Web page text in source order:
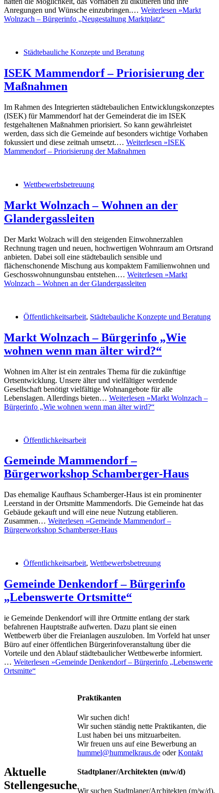
Anregungen und Wünsche einzubringen.… Weiterlesen »Markt
Wolnzach – Bürgerinfo „Neugestaltung Marktplatz“
Städtebauliche Konzepte und Beratung
ISEK Mammendorf – Priorisierung der
Maßnahmen
Im Rahmen des Integrierten städtebaulichen Entwicklungskonzeptes
(ISEK) für Mammendorf hat der Gemeinderat die im ISEK
festgehaltenen Maßnahmen priorisiert. So kann gewährleistet
werden, dass sich die Gemeinde auf besonders wichtige Vorhaben
fokussiert und diese zeitnah umsetzt.… Weiterlesen »ISEK
Mammendorf – Priorisierung der Maßnahmen
Wettbewerbsbetreuung
Markt Wolnzach – Wohnen an der
Glandergassleiten
Der Markt Wolzach will den steigenden Einwohnerzahlen
Rechnung tragen und neuen, hochwertigen Wohnraum am Ortsrand
anbieten. Dabei soll eine städtebaulich sensible und
flächenschonende Mischung aus kompaktem Familienwohnen und
Geschosswohnungunsbau entstehen.… Weiterlesen »Markt
Wolnzach – Wohnen an der Glandergassleiten
Öffentlichkeitsarbeit, Städtebauliche Konzepte und Beratung
Markt Wolnzach – Bürgerinfo „Wie
wohnen wenn man älter wird?“
Wohnen im Alter ist ein zentrales Thema für die zukünftige
Ortsentwicklung. Unsere älter und vielfältiger werdende
Gesellschaft benötigt vielfältige Wohnangebote für alle
Lebenslagen. Allerdings bieten… Weiterlesen »Markt Wolnzach –
Bürgerinfo „Wie wohnen wenn man älter wird?“
Öffentlichkeitsarbeit
Gemeinde Mammendorf –
Bürgerworkshop Schamberger-Haus
Das ehemalige Kaufhaus Schamberger-Haus ist ein prominenter
Leerstand in der Ortsmitte Mammendorfs. Die Gemeinde hat das
Gebäude gekauft und will eine neue Nutzung etablieren.
Zusammen… Weiterlesen »Gemeinde Mammendorf –
Bürgerworkshop Schamberger-Haus
Öffentlichkeitsarbeit, Wettbewerbsbetreuung
Gemeinde Denkendorf – Bürgerinfo
„Lebenswerte Ortsmitte“
ie Gemeinde Denkendorf will ihre Ortmitte entlang der stark
befahrenen Hauptstraße aufwerten. Dazu plant sie einen
Wettbewerb über die Freianlagen auszuloben. Im Vorfeld hat unser
Büro auf einer öffentlichen Bürgerinfoveranstaltung über die
Vorteile und den Ablauf städtebaulicher Wettbewerbe informiert.
… Weiterlesen »Gemeinde Denkendorf – Bürgerinfo „Lebenswerte
Ortsmitte“
Aktuelle
Stellengesuche
Praktikanten
Wir suchen dich!
Wir suchen ständig nette Praktikanten, die
Lust haben bei uns mitzuarbeiten.
Wir freuen uns auf eine Bewerbung an
hummel@hummelkraus.de oderKontakt
Stadtplaner/Architekten (m/w/d)
Wir suchen Stadtplaner/Architekten (m/w/d),